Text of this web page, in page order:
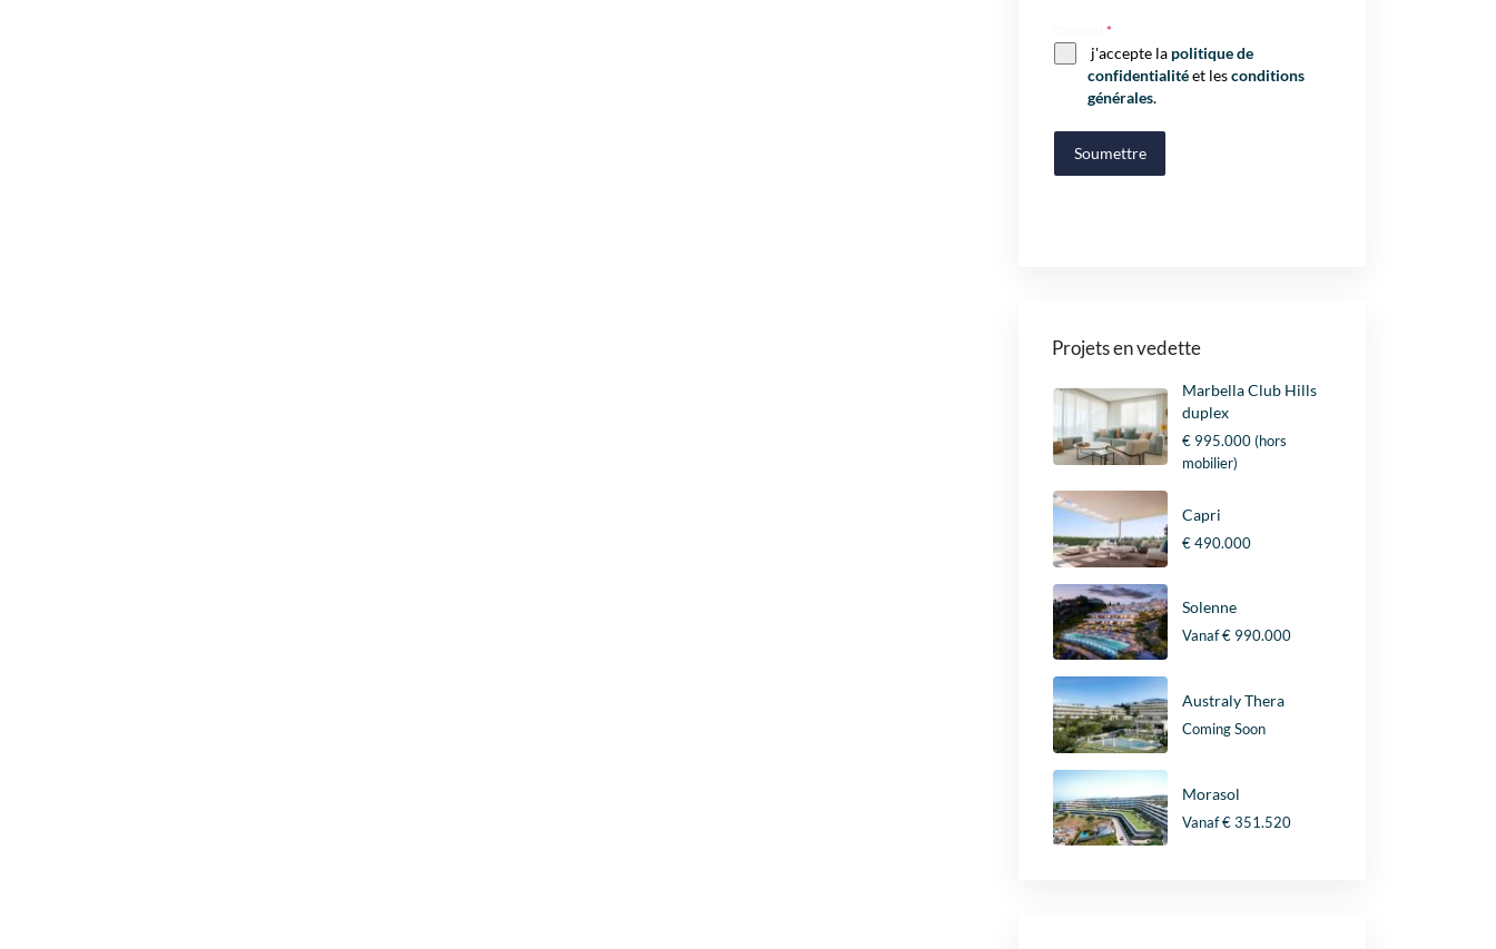
*
j'accepte la politique de
confidentialitéet lesconditions
générales.
Soumettre
Projets en vedette
Marbella Club Hills
duplex
€ 995.000(hors
mobilier)
Capri
€ 490.000
Solenne
Vanaf€ 990.000
Australy Thera
Coming Soon
Morasol
Vanaf€ 351.520